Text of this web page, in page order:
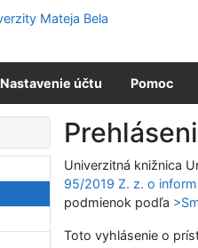
Nastavenie účtu Pomoc
Univerzitná knižnica
95/2019 Z. z. o
podmienok podľa
Toto vyhlásenie o